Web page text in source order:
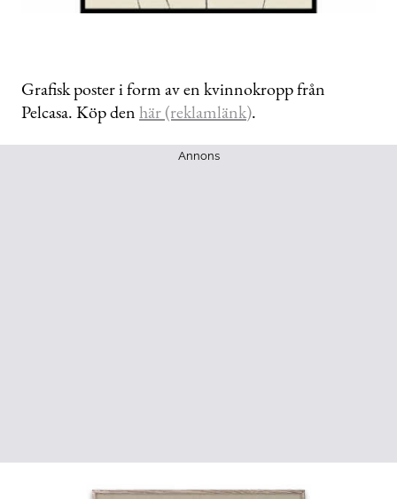
Grafisk poster i form av en kvinnokropp från
Pelcasa. Köp denhär (reklamlänk).
Annons